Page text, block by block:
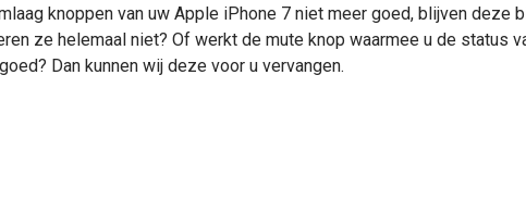
knoppen van uw Apple iPhone 7 niet meer goed, blijven deze
ze helemaal niet? Of werkt de mute knop waarmee u de status
Dan kunnen wij deze voor u vervangen.